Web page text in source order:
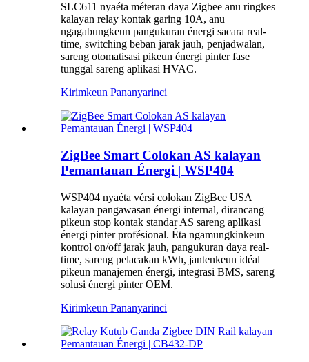
SLC611 nyaéta méteran daya Zigbee anu ringkes
kalayan relay kontak garing 10A, anu
ngagabungkeun pangukuran énergi sacara real-
time, switching beban jarak jauh, penjadwalan,
sareng otomatisasi pikeun énergi pinter fase
tunggal sareng aplikasi HVAC.
Kirimkeun Pananyarinci
ZigBee Smart Colokan AS kalayan
Pemantauan Énergi | WSP404
WSP404 nyaéta vérsi colokan ZigBee USA
kalayan pangawasan énergi internal, dirancang
pikeun stop kontak standar AS sareng aplikasi
énergi pinter profésional. Éta ngamungkinkeun
kontrol on/off jarak jauh, pangukuran daya real-
time, sareng pelacakan kWh, jantenkeun idéal
pikeun manajemen énergi, integrasi BMS, sareng
solusi énergi pinter OEM.
Kirimkeun Pananyarinci